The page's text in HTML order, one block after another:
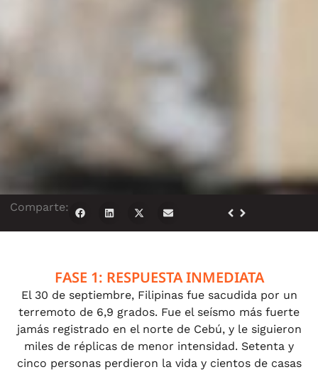
Comparte:
FASE 1: RESPUESTA INMEDIATA
El 30 de septiembre, Filipinas fue sacudida por un
terremoto de 6,9 grados. Fue el seísmo más fuerte
jamás registrado en el norte de Cebú, y le siguieron
miles de réplicas de menor intensidad. Setenta y
cinco personas perdieron la vida y cientos de casas